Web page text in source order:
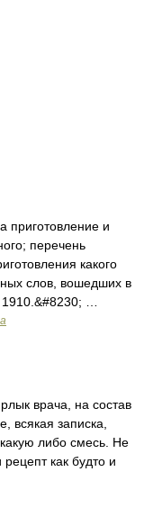
приготовление и
перечень
какого
слов, вошедших в
…
врача, на состав
всякая записка,
какую либо смесь. Не
как будто и